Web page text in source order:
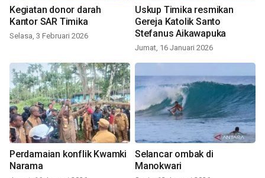
Kegiatan donor darah
Kantor SAR Timika
Selasa, 3 Februari 2026
Uskup Timika resmikan
Gereja Katolik Santo
Stefanus Aikawapuka
Jumat, 16 Januari 2026
Perdamaian konflik Kwamki
Narama
Selancar ombak di
Manokwari